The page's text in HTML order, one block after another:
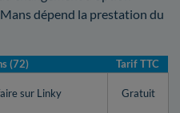
dépend la prestation du
(72) Tarif TTC
sur Linky Gratuit